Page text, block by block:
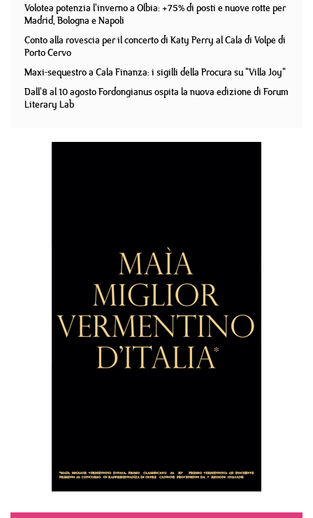
Volotea potenzia l'inverno a Olbia: +75% di posti e nuove rotte per
Madrid, Bologna e Napoli
Conto alla rovescia per il concerto di Katy Perry al Cala di Volpe di
Porto Cervo
Maxi-sequestro a Cala Finanza: i sigilli della Procura su "Villa Joy"
Dall'8 al 10 agosto Fordongianus ospita la nuova edizione di Forum
Literary Lab